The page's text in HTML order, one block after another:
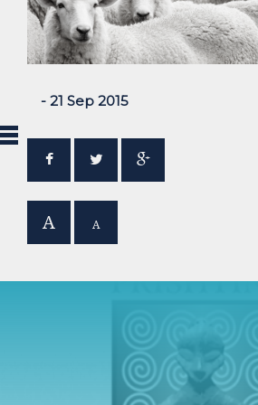
- 21 Sep 2015
A A